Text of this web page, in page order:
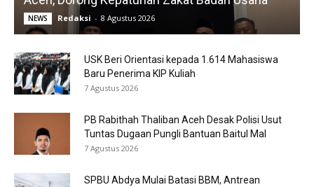
NEWS Redaksi - 8 Agustus 2026
USK Beri Orientasi kepada 1.614 Mahasiswa
Baru Penerima KIP Kuliah
7 Agustus 2026
PB Rabithah Thaliban Aceh Desak Polisi Usut
Tuntas Dugaan Pungli Bantuan Baitul Mal
7 Agustus 2026
SPBU Abdya Mulai Batasi BBM, Antrean